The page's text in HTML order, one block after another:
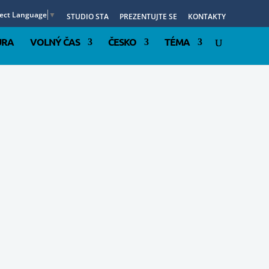
Language ▼ STUDIO STA PREZENTUJTE SE KONTAKTY
VOLNÝ ČAS ČESKO TÉMA